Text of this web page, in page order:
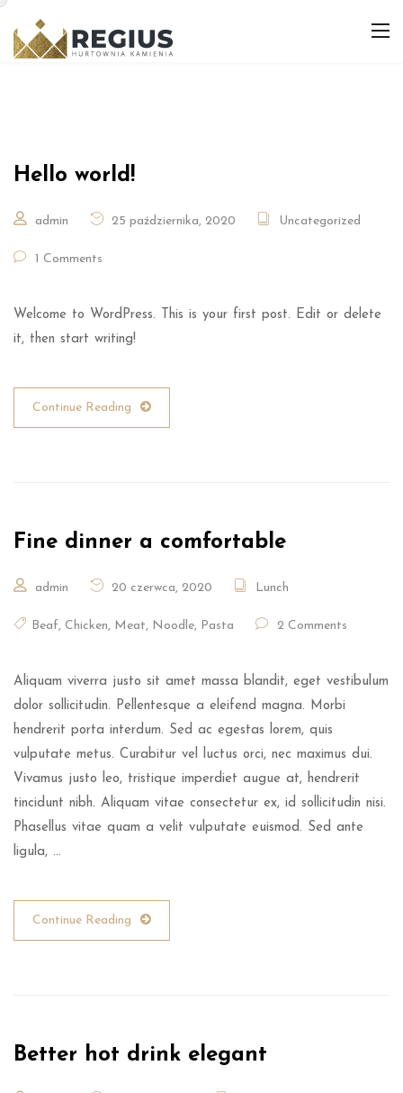
Hello world!
admin 25 października, 2020 Uncategorized
1 Comments
Welcome to WordPress. This is your first post. Edit or delete
it, then start writing!
Continue Reading
Fine dinner a comfortable
admin 20 czerwca, 2020 Lunch
Beaf, Chicken, Meat, Noodle, Pasta 2 Comments
Aliquam viverra justo sit amet massa blandit, eget vestibulum
dolor sollicitudin. Pellentesque a eleifend magna. Morbi
hendrerit porta interdum. Sed ac egestas lorem, quis
vulputate metus. Curabitur vel luctus orci, nec maximus dui.
Vivamus justo leo, tristique imperdiet augue at, hendrerit
tincidunt nibh. Aliquam vitae consectetur ex, id sollicitudin nisi.
Phasellus vitae quam a velit vulputate euismod. Sed ante
ligula, …
Continue Reading
Better hot drink elegant